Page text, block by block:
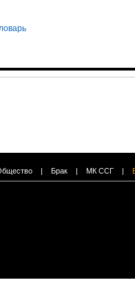
| Брак | МК ССГ |